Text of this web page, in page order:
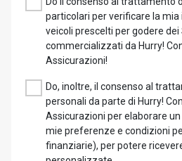
particolari per verificare la mia
veicoli prescelti per godere dei
commercializzati da Hurry!
Assicurazioni!
Do, inoltre, il consenso al
personali da parte di Hurry!
Assicurazioni per elaborare
mie preferenze e condizioni
finanziarie), per potere